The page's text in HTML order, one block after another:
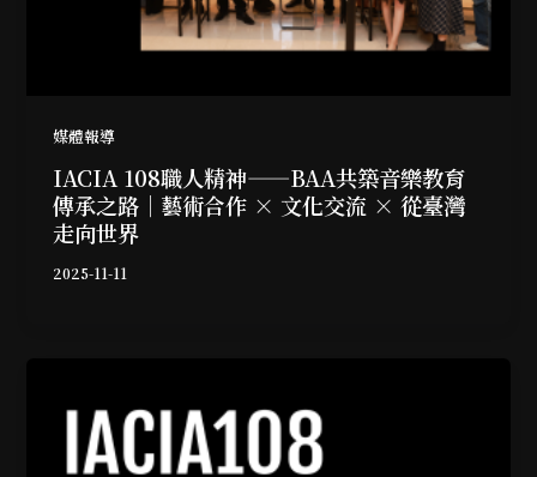
媒體報導
IACIA 108職人精神——BAA共築音樂教育
傳承之路｜藝術合作 × 文化交流 × 從臺灣
走向世界
2025-11-11